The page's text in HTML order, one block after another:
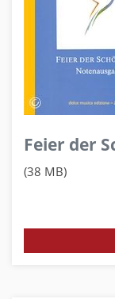
Feier der
(38 MB)